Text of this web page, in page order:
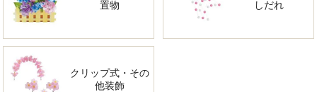
置物 しだれ
クリップ式・その
他装飾